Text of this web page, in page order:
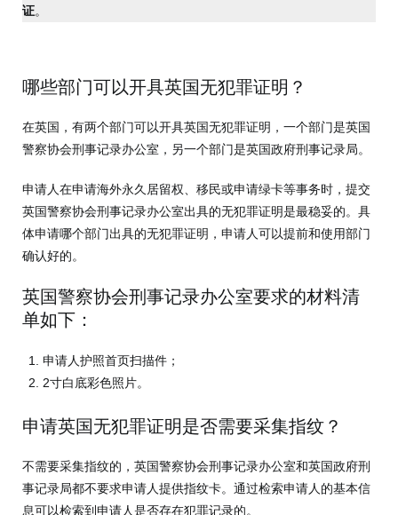
证。
哪些部门可以开具英国无犯罪证明？
在英国，有两个部门可以开具英国无犯罪证明，一个部门是英国
警察协会刑事记录办公室，另一个部门是英国政府刑事记录局。
申请人在申请海外永久居留权、移民或申请绿卡等事务时，提交
英国警察协会刑事记录办公室出具的无犯罪证明是最稳妥的。具
体申请哪个部门出具的无犯罪证明，申请人可以提前和使用部门
确认好的。
英国警察协会刑事记录办公室要求的材料清
单如下：
申请人护照首页扫描件；
2寸白底彩色照片。
申请英国无犯罪证明是否需要采集指纹？
不需要采集指纹的，英国警察协会刑事记录办公室和英国政府刑
事记录局都不要求申请人提供指纹卡。通过检索申请人的基本信
息可以检索到申请人是否存在犯罪记录的。